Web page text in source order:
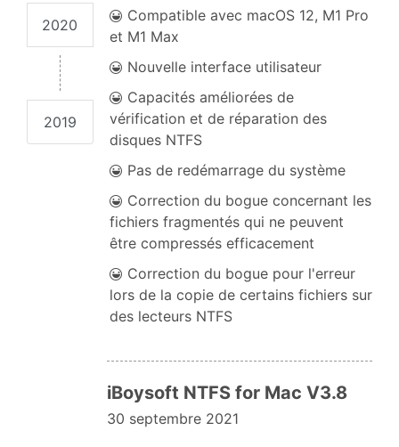
2020
2019
Compatible avec macOS 12, M1 Pro
et M1 Max
Nouvelle interface utilisateur
Capacités améliorées de
vérification et de réparation des
disques NTFS
Pas de redémarrage du système
Correction du bogue concernant les
fichiers fragmentés qui ne peuvent
être compressés efficacement
Correction du bogue pour l'erreur
lors de la copie de certains fichiers sur
des lecteurs NTFS
iBoysoft NTFS for Mac V3.8
30 septembre 2021